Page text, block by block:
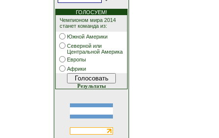
ГОЛОСУЕМ!
Чемпионом мира 2014
станет команда из:
Южной Америки
Северной или
Центральной Америка
Европы
Африки
Результаты